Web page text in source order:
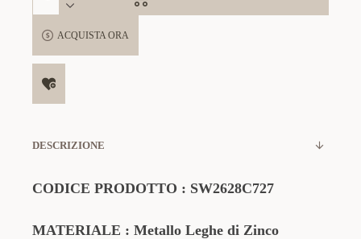
ACQUISTA ORA
DESCRIZIONE
CODICE PRODOTTO : SW2628C727
MATERIALE : Metallo Leghe di Zinco